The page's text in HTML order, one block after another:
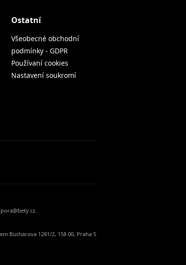
Ostatní
Všeobecné obchodní
podmínky - GDPR
Používaní cookies
Nastavení soukromí
Bucharova 1281/2, 158 00, Praha 5